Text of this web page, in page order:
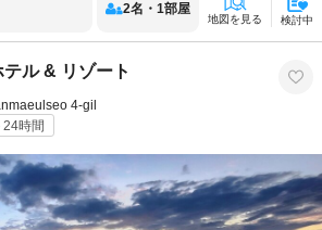
2名 ・ 1部屋
地図を見る 検討中
ル & リゾート
4-gil
24時間